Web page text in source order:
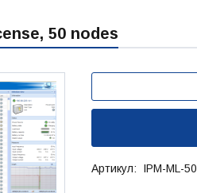
50 nodes
Артикул: IPM-ML-50